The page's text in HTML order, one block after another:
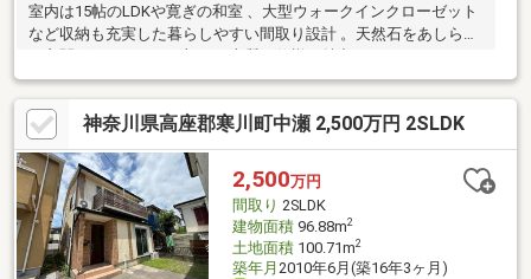
室内は15帖のLDKや寛ぎの和室 、大型ウォークインクローゼット
など収納も充実した暮らしやすい間取り設計 。天然石をあしらっ
た玄関ポーチなど、細部まで上質な仕様が魅力です 。 カースペー
スは並列2台分を確保（車種による） 。小学校まで約800mと子育
て環境も良好です 。ぜひ実際の開放感と室内の美しさをご体感く
ださい。神奈川県高座郡寒川町中瀬 2,500万円 2SLDK
2,500万円
間取り 2SLDK
建物面積96.88m2
土地面積100.71m2
築年月 2010年6月(築16年3ヶ月)